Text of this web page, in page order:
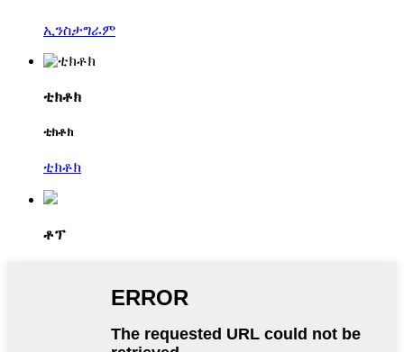
ኢንስታግራም
ቲክቶክ
ቲክቶክ
ቲክቶክ
ቶፕ